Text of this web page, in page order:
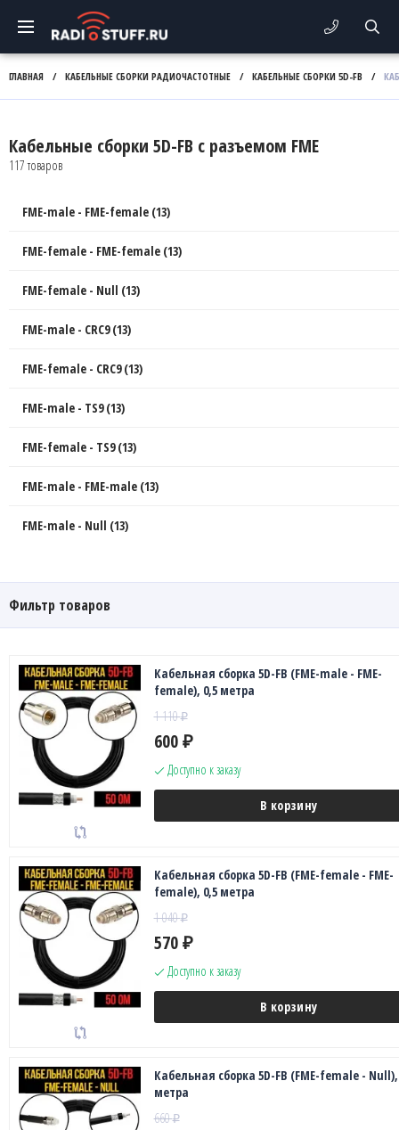
ГЛАВНАЯ / КАБЕЛЬНЫЕ СБОРКИ РАДИОЧАСТОТНЫЕ / КАБЕЛЬНЫЕ СБОРКИ 5D-FB /
Кабельные сборки 5D-FB с разъемом FME
117 товаров
FME-male - FME-female (13)
FME-female - FME-female (13)
FME-female - Null (13)
FME-male - CRC9 (13)
FME-female - CRC9 (13)
FME-male - TS9 (13)
FME-female - TS9 (13)
FME-male - FME-male (13)
FME-male - Null (13)
Фильтр товаров
Кабельная сборка 5D-FB (FME-male - FME-
female), 0,5 метра
1 110₽
600 ₽
Доступно к заказу
В корзину
Кабельная сборка 5D-FB (FME-female - FME-
female), 0,5 метра
1 040₽
570 ₽
Доступно к заказу
В корзину
Кабельная сборка 5D-FB (FME-female - Null),
метра
660₽